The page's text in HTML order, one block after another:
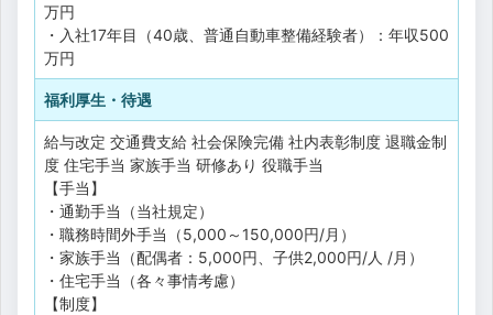
万円
・入社17年目（40歳、普通自動車整備経験者）：年収500
万円
福利厚生・待遇
給与改定 交通費支給 社会保険完備 社内表彰制度 退職金制
度 住宅手当 家族手当 研修あり 役職手当
【手当】
・通勤手当（当社規定）
・職務時間外手当（5,000～150,000円/月）
・家族手当（配偶者：5,000円、子供2,000円/人 /月）
・住宅手当（各々事情考慮）
【制度】